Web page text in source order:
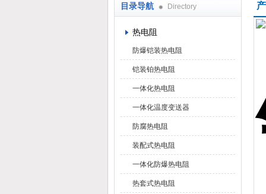
目录导航 Directory
热电阻
防爆铠装热电阻
铠装铂热电阻
一体化热电阻
一体化温度变送器
防腐热电阻
装配式热电阻
一体化防爆热电阻
热套式热电阻